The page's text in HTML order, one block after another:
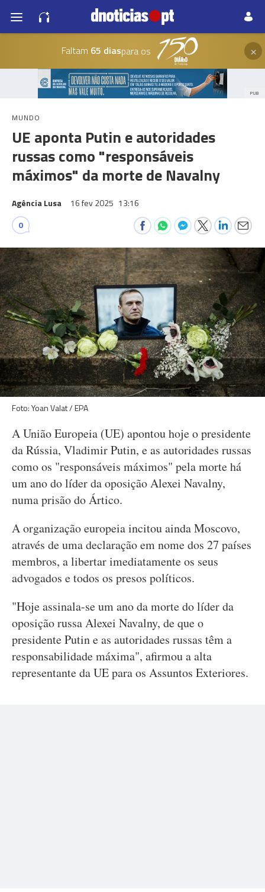
Faltam 65 diaspara os ×
PUB
MUNDO
UE aponta Putin e autoridades
russas como "responsáveis
máximos" da morte de Navalny
Agência Lusa 16 fev 2025 13:16
0
Foto: Yoan Valat / EPA
A União Europeia (UE) apontou hoje o presidente
da Rússia, Vladimir Putin, e as autoridades russas
como os "responsáveis máximos" pela morte há
um ano do líder da oposição Alexei Navalny,
numa prisão do Ártico.
A organização europeia incitou ainda Moscovo,
através de uma declaração em nome dos 27 países
membros, a libertar imediatamente os seus
advogados e todos os presos políticos.
"Hoje assinala-se um ano da morte do líder da
oposição russa Alexei Navalny, de que o
presidente Putin e as autoridades russas têm a
responsabilidade máxima", afirmou a alta
representante da UE para os Assuntos Exteriores.